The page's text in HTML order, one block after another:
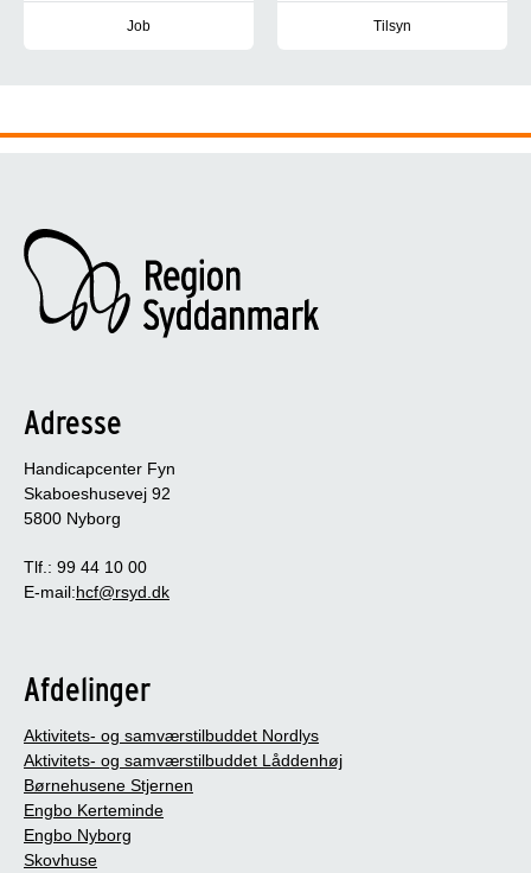
Job Tilsyn
Adresse
Handicapcenter Fyn
Skaboeshusevej 92
5800 Nyborg
Tlf.: 99 44 10 00
E-mail:hcf@rsyd.dk
Afdelinger
Aktivitets- og samværstilbuddet Nordlys
Aktivitets- og samværstilbuddet Låddenhøj
Børnehusene Stjernen
Engbo Kerteminde
Engbo Nyborg
Skovhuse